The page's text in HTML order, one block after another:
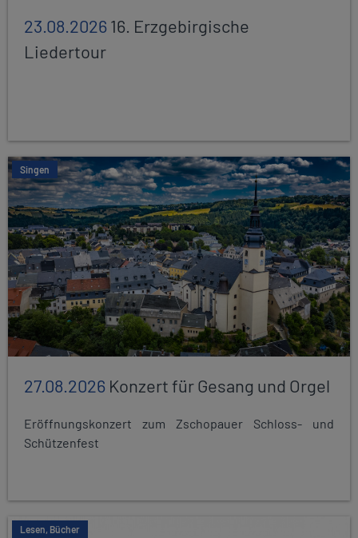
23.08.202616. Erzgebirgische
Liedertour
Singen
27.08.2026 Konzert für Gesang und Orgel
Eröffnungskonzert zum Zschopauer Schloss- und
Schützenfest
Lesen, Bücher